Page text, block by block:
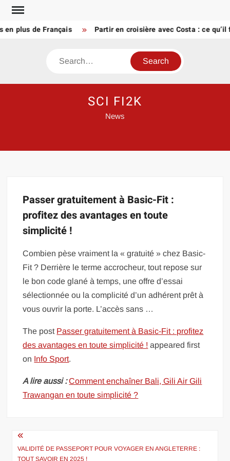
Skip
contentplus de Français Partir en croisière avec Costa : ce
Search
SCI FI2K
News
Passer gratuitement à Basic-Fit :
profitez des avantages en toute
simplicité !
Combien pèse vraiment la « gratuité » chez Basic-
Fit ? Derrière le terme accrocheur, tout repose sur
le bon code glané à temps, une offre d’essai
sélectionnée ou la complicité d’un adhérent prêt à
vous ouvrir la porte. L’accès sans …
The post Passer gratuitement à Basic-Fit : profitez
des avantages en toute simplicité ! appeared first
on Info Sport.
A lire aussi : Comment enchaîner Bali, Gili Air Gili
Trawangan en toute simplicité ?
Navigation
de
VALIDITÉ DE PASSEPORT POUR VOYAGER EN ANGLETERRE :
TOUT SAVOIR EN 2025 !